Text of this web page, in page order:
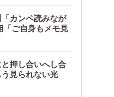
「カンペ読みなが
「ご自身もメモ見
押し合いへし合
見られない光